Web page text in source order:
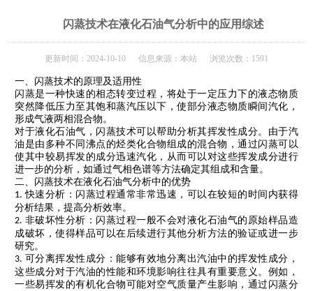
闪蒸技术在液化石油气分析中的应用综述
更新时间：2024-10-10 信息来源：本站 浏览次数：1591
一、闪蒸技术的原理及适用性
闪蒸是一种快速的相态转变过程，将处于一定压力下的液态物质
突然降低压力至其饱和蒸汽压以下，使部分液态物质瞬间汽化，
形成气液两相混合物。
对于液化石油气，闪蒸技术可以帮助分析其挥发性成分。由于汽
油是由多种不同沸点的烃类化合物组成的混合物，通过闪蒸可以
使其中较易挥发的成分迅速汽化，从而可以对这些挥发成分进行
进一步的分析，如通过气相色谱等方法确定其组成和含量。
二、闪蒸技术在液化石油气分析中的优势
1.快速分析：闪蒸过程通常非常迅速，可以在较短的时间内获得
分析结果，提高分析效率。
2. 非破坏性分析：闪蒸过程一般不会对液化石油气的原始样品造
成破坏，使得样品可以在后续进行其他分析方法的验证或进一步
研究。
3. 可分离挥发性成分：能够有效地分离出汽油中的挥发性成分，
这些成分对于汽油的性能和环境影响往往具有重要意义。例如，
一些易挥发的有机化合物可能对空气质量产生影响，通过闪蒸分